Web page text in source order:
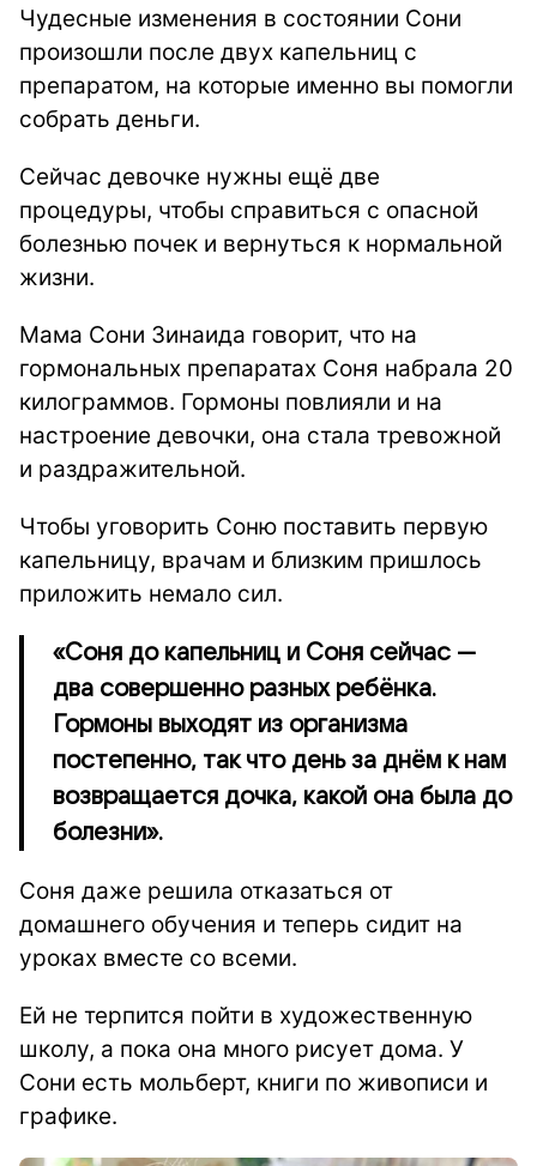
Чудесные изменения в состоянии Сони
произошли после двух капельниц с
препаратом, на которые именно вы помогли
собрать деньги.
Сейчас девочке нужны ещё две
процедуры, чтобы справиться с опасной
болезнью почек и вернуться к нормальной
жизни.
Мама Сони Зинаида говорит, что на
гормональных препаратах Соня набрала 20
килограммов. Гормоны повлияли и на
настроение девочки, она стала тревожной
и раздражительной.
Чтобы уговорить Соню поставить первую
капельницу, врачам и близким пришлось
приложить немало сил.
«Соня до капельниц и Соня сейчас —
два совершенно разных ребёнка.
Гормоны выходят из организма
постепенно, так что день за днём к нам
возвращается дочка, какой она была до
болезни».
Соня даже решила отказаться от
домашнего обучения и теперь сидит на
уроках вместе со всеми.
Ей не терпится пойти в художественную
школу, а пока она много рисует дома. У
Сони есть мольберт, книги по живописи и
графике.